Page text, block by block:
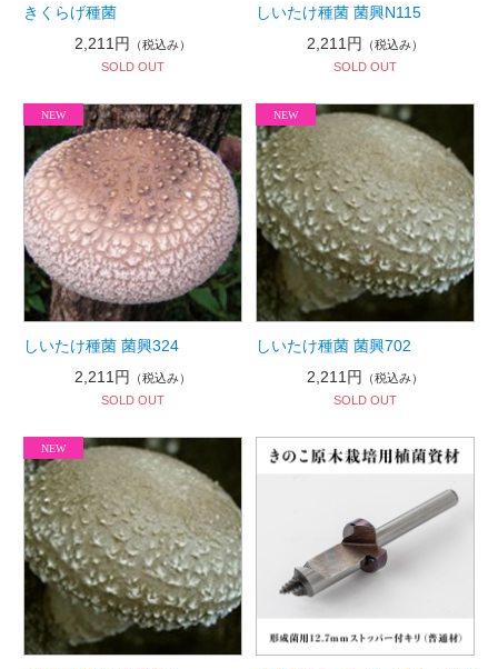
きくらげ種菌
2,211円
（税込み）
SOLD OUT
しいたけ種菌 菌興N115
2,211円
（税込み）
SOLD OUT
しいたけ種菌 菌興324
2,211円
（税込み）
SOLD OUT
しいたけ種菌 菌興702
2,211円
（税込み）
SOLD OUT